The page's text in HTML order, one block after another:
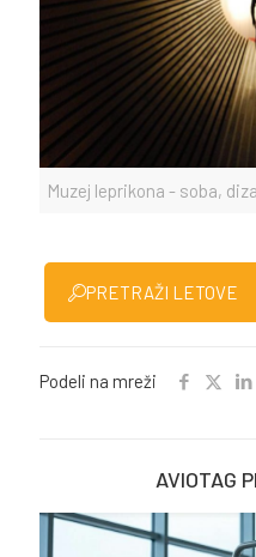
Muzej leprikona - soba,
PRETRAŽI LETOVE
Podeli na mreži
AVIOTAG